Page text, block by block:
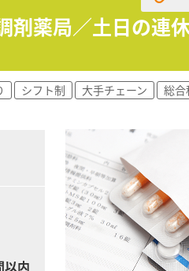
剤薬局／土日の連
シフト制 大手チェーン 総合
以内